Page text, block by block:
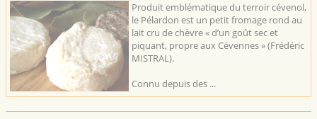
Produit emblématique du terroir cévenol,
le Pélardon est un petit fromage rond au
lait cru de chèvre « d’un goût sec et
piquant, propre aux Cévennes » (Frédéric
MISTRAL).
Connu depuis des ...